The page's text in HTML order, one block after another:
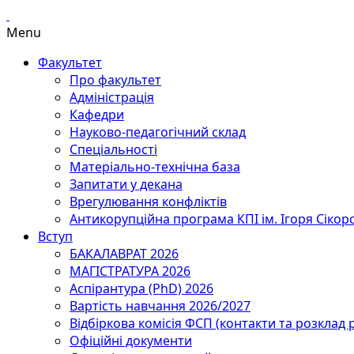
Menu
Факультет
Про факультет
Адміністрація
Кафедри
Науково-педагогічний склад
Спеціальності
Матеріально-технічна база
Запитати у декана
Врегулювання конфліктів
Антикорупційна програма КПІ ім. Ігоря
Вступ
БАКАЛАВРАТ 2026
МАГІСТРАТУРА 2026
Аспірантура (PhD) 2026
Вартість навчання 2026/2027
Відбіркова комісія ФСП (контакти та розклад
Офіційні документи